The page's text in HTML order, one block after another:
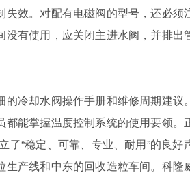
效。对配有电磁阀的型号，还必须
有使用，应关闭主进水阀，并排出
冷却水阀操作手册和维修周期建议
能掌握温度控制系统的使用要领。
了“稳定、可靠、专业、耐用”的良
产线和中东的回收造粒车间。科隆